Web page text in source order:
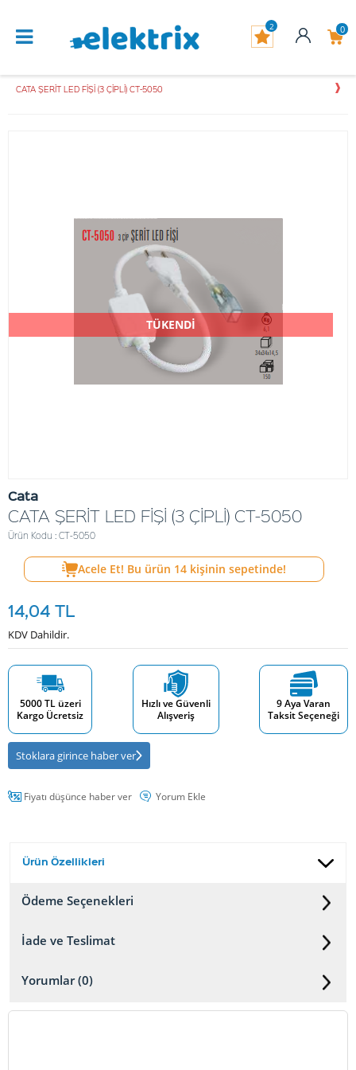
0
2
CATA ŞERİT LED FİŞİ (3 ÇİPLİ) CT-5050
TÜKENDİ
Cata
CATA ŞERİT LED FİŞİ (3 ÇİPLİ) CT-5050
Ürün Kodu : CT-5050
Acele Et! Bu ürün 14 kişinin sepetinde!
14,04 TL
KDV Dahildir.
5000 TL üzeri
Kargo Ücretsiz
Hızlı ve Güvenli
Alışveriş
9 Aya Varan
Taksit Seçeneği
Stoklara girince haber ver
Fiyatı düşünce haber ver Yorum Ekle
Ürün Özellikleri
Ödeme Seçenekleri
İade ve Teslimat
Yorumlar (0)